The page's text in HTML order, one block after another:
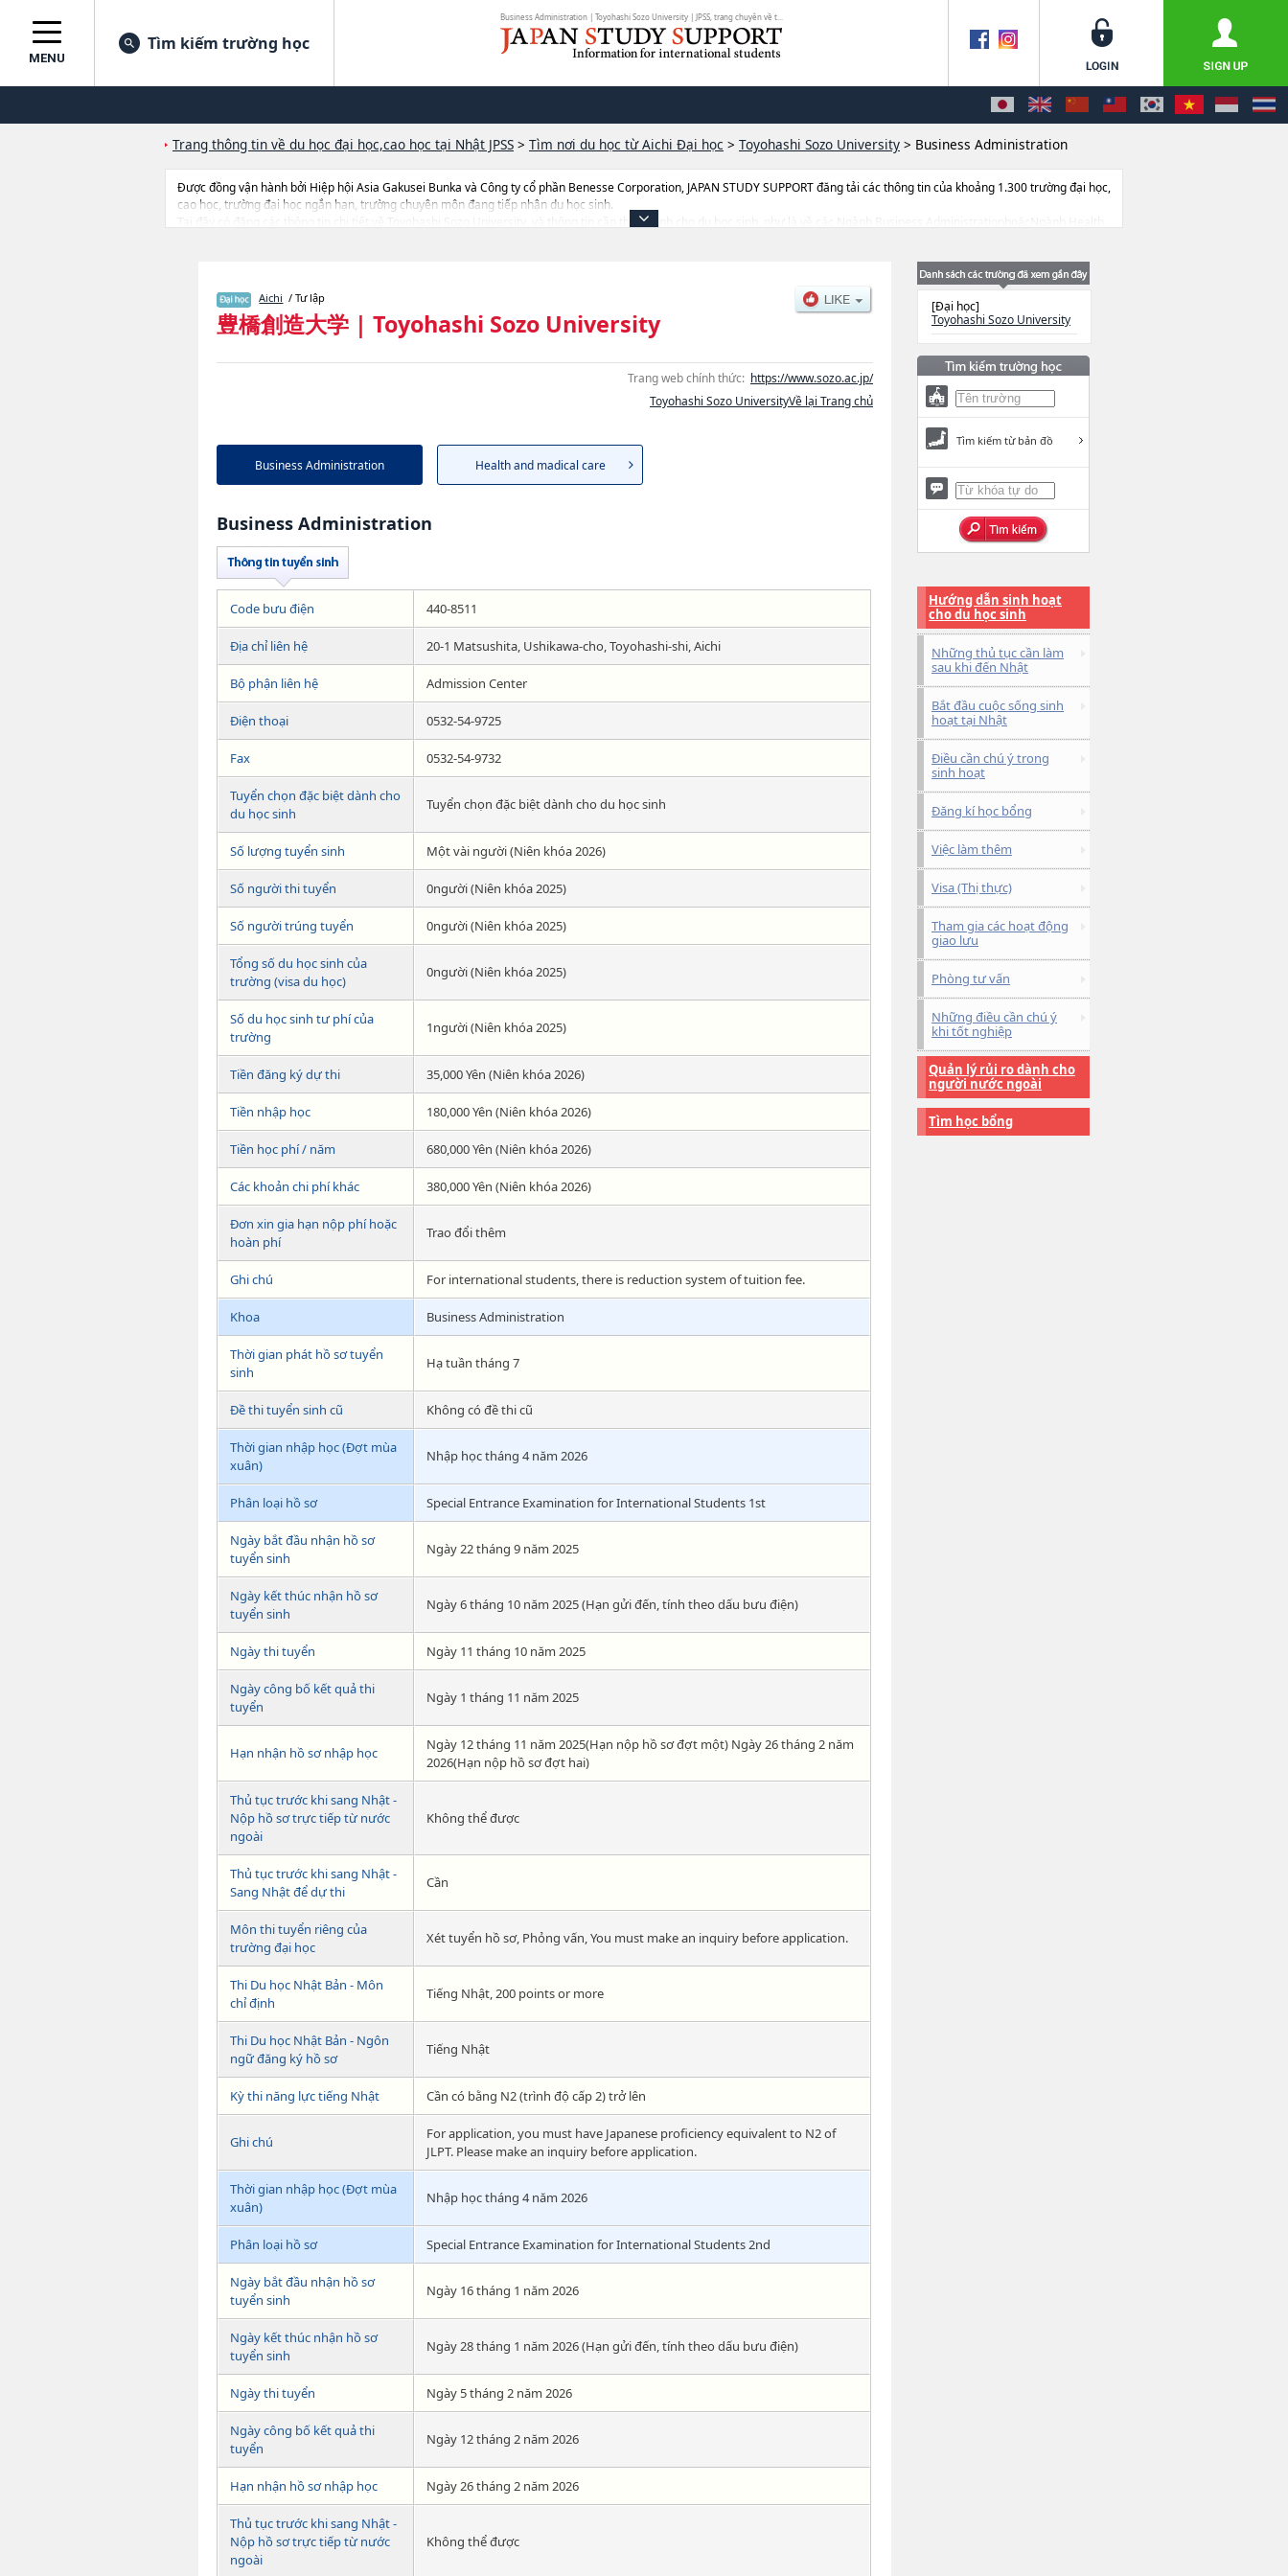
Business Administration | Toyohashi Sozo University | JPSS, trang chuyên về t...
MENU
Tìm kiếm trường học
Trang thông tin về du học đại học,cao học tại Nhật JPSS > Tìm nơi du học từ Aichi Đại học > Toyohashi Sozo University > Business Administration
Được đồng vận hành bởi Hiệp hội Asia Gakusei Bunka và Công ty cổ phần Benesse Corporation, JAPAN STUDY SUPPORT đăng tải các thông tin của khoảng 1.300 trường đại học,
cao học, trường đại học ngắn hạn, trường chuyên môn đang tiếp nhận du học sinh.
Tại đây có đăng các thông tin chi tiết về Toyohashi Sozo University, và thông tin cần thiết dành cho du học sinh, như là về các Ngành Business AdministrationhoặcNgành Health
Aichi / Tư lập
豊橋創造大学 | Toyohashi Sozo University
Trang web chính thức: https://www.sozo.ac.jp/
Toyohashi Sozo UniversityVề lại Trang chủ
Business Administration Health and madical care
Business Administration
Code bưu điện 440-8511
Địa chỉ liên hệ 20-1 Matsushita, Ushikawa-cho, Toyohashi-shi, Aichi
Bộ phận liên hệ Admission Center
Điện thoại 0532-54-9725
Fax 0532-54-9732
Tuyển chọn đặc biệt dành cho
du học sinh
Tuyển chọn đặc biệt dành cho du học sinh
Số lượng tuyển sinh Một vài người (Niên khóa 2026)
Số người thi tuyển 0người (Niên khóa 2025)
Số người trúng tuyển 0người (Niên khóa 2025)
Tổng số du học sinh của
trường (visa du học)
0người (Niên khóa 2025)
Số du học sinh tư phí của
trường
1người (Niên khóa 2025)
Tiền đăng ký dự thi 35,000 Yên (Niên khóa 2026)
Tiền nhập học 180,000 Yên (Niên khóa 2026)
Tiền học phí / năm 680,000 Yên (Niên khóa 2026)
Các khoản chi phí khác 380,000 Yên (Niên khóa 2026)
Đơn xin gia hạn nộp phí hoặc
hoàn phí
Trao đổi thêm
Ghi chú For international students, there is reduction system of tuition fee.
Khoa Business Administration
Thời gian phát hồ sơ tuyển
sinh
Hạ tuần tháng 7
Đề thi tuyển sinh cũ Không có đề thi cũ
Thời gian nhập học (Đợt mùa
xuân)
Nhập học tháng 4 năm 2026
Phân loại hồ sơ Special Entrance Examination for International Students 1st
Ngày bắt đầu nhận hồ sơ
tuyển sinh
Ngày 22 tháng 9 năm 2025
Ngày kết thúc nhận hồ sơ
tuyển sinh
Ngày 6 tháng 10 năm 2025 (Hạn gửi đến, tính theo dấu bưu điện)
Ngày thi tuyển Ngày 11 tháng 10 năm 2025
Ngày công bố kết quả thi
tuyển
Ngày 1 tháng 11 năm 2025
Hạn nhận hồ sơ nhập học
Ngày 12 tháng 11 năm 2025(Hạn nộp hồ sơ đợt một) Ngày 26 tháng 2 năm
2026(Hạn nộp hồ sơ đợt hai)
Thủ tục trước khi sang Nhật -
Nộp hồ sơ trực tiếp từ nước
ngoài
Không thể được
Thủ tục trước khi sang Nhật -
Sang Nhật để dự thi
Cần
Môn thi tuyển riêng của
trường đại học
Xét tuyển hồ sơ, Phỏng vấn, You must make an inquiry before application.
Thi Du học Nhật Bản - Môn
chỉ định
Tiếng Nhật, 200 points or more
Thi Du học Nhật Bản - Ngôn
ngữ đăng ký hồ sơ
Tiếng Nhật
Kỳ thi năng lực tiếng Nhật Cần có bằng N2 (trình độ cấp 2) trở lên
Ghi chú
For application, you must have Japanese proficiency equivalent to N2 of
JLPT. Please make an inquiry before application.
Thời gian nhập học (Đợt mùa
xuân)
Nhập học tháng 4 năm 2026
Phân loại hồ sơ Special Entrance Examination for International Students 2nd
Ngày bắt đầu nhận hồ sơ
tuyển sinh
Ngày 16 tháng 1 năm 2026
Ngày kết thúc nhận hồ sơ
tuyển sinh
Ngày 28 tháng 1 năm 2026 (Hạn gửi đến, tính theo dấu bưu điện)
Ngày thi tuyển Ngày 5 tháng 2 năm 2026
Ngày công bố kết quả thi
tuyển
Ngày 12 tháng 2 năm 2026
Hạn nhận hồ sơ nhập học Ngày 26 tháng 2 năm 2026
Thủ tục trước khi sang Nhật -
Nộp hồ sơ trực tiếp từ nước
ngoài
Không thể được
[Đại học]
Toyohashi Sozo University
Tìm kiếm từ bản đồ
Hướng dẫn sinh hoạt
cho du học sinh
Những thủ tục cần làm
sau khi đến Nhật
Bắt đầu cuộc sống sinh
hoạt tại Nhật
Điều cần chú ý trong
sinh hoạt
Đăng kí học bổng
Việc làm thêm
Visa (Thị thực)
Tham gia các hoạt động
giao lưu
Phòng tư vấn
Những điều cần chú ý
khi tốt nghiệp
Quản lý rủi ro dành cho
người nước ngoài
Tìm học bổng